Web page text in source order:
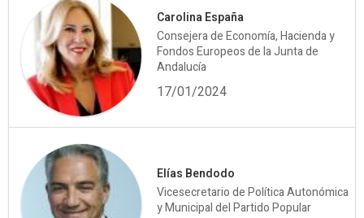
Carolina España
Consejera de Economía, Hacienda y
Fondos Europeos de la Junta de
Andalucía
17/01/2024
Elías Bendodo
Vicesecretario de Política Autonómica
y Municipal del Partido Popular